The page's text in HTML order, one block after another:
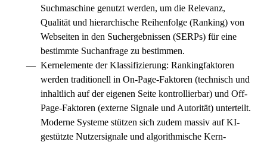
Suchmaschine genutzt werden, um die Relevanz,
Qualität und hierarchische Reihenfolge (Ranking) von
Webseiten in den Suchergebnissen (SERPs) für eine
bestimmte Suchanfrage zu bestimmen.
Kernelemente der Klassifizierung: Rankingfaktoren
werden traditionell in On-Page-Faktoren (technisch und
inhaltlich auf der eigenen Seite kontrollierbar) und Off-
Page-Faktoren (externe Signale und Autorität) unterteilt.
Moderne Systeme stützen sich zudem massiv auf KI-
gestützte Nutzersignale und algorithmische Kern-